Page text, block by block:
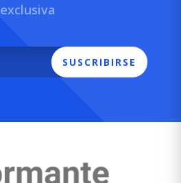
exclusiva
SUSCRIBIRSE